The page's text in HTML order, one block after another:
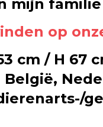
mijn
op
cm / H